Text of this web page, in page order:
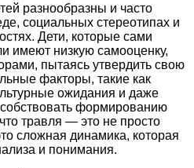
разнообразны и часто
социальных стереотипах и
Дети, которые сами
имеют низкую самооценку,
пытаясь утвердить свою
факторы, такие как
ожидания и даже
формированию
травля — это не просто
сложная динамика, которая
и понимания.